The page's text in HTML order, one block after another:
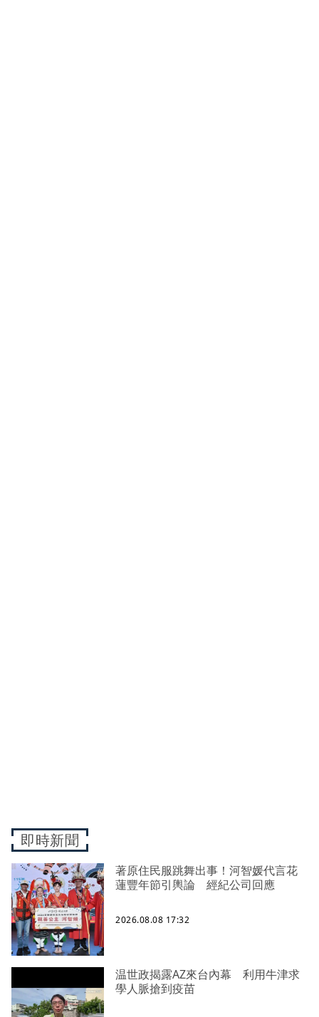
即時新聞
著原住民服跳舞出事！河智媛代言花
蓮豐年節引輿論 經紀公司回應
2026.08.08 17:32
温世政揭露AZ來台內幕 利用牛津求
學人脈搶到疫苗